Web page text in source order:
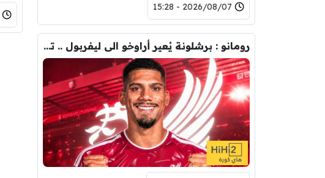
2026/08/07 - 15:28
رومانو : برشلونة يُعير أراوخو الى ليفربول .. تفاصيل الصفقة